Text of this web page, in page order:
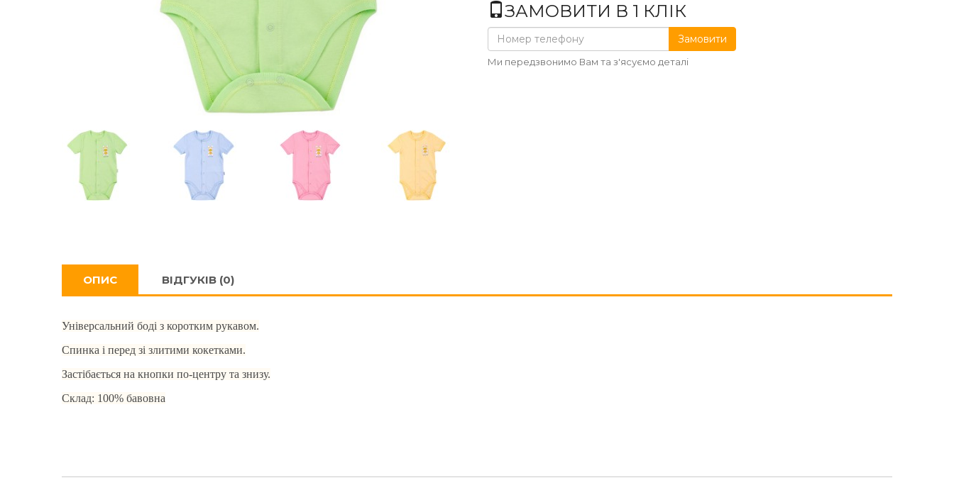
ЗАМОВИТИ В 1 КЛІК
Замовити
Ми передзвонимо Вам та з'ясуємо деталі
ОПИС ВІДГУКІВ (0)
Універсальний боді з коротким рукавом.
Спинка і перед зі злитими кокетками.
Застібається на кнопки по-центру та знизу.
Склад: 100% бавовна